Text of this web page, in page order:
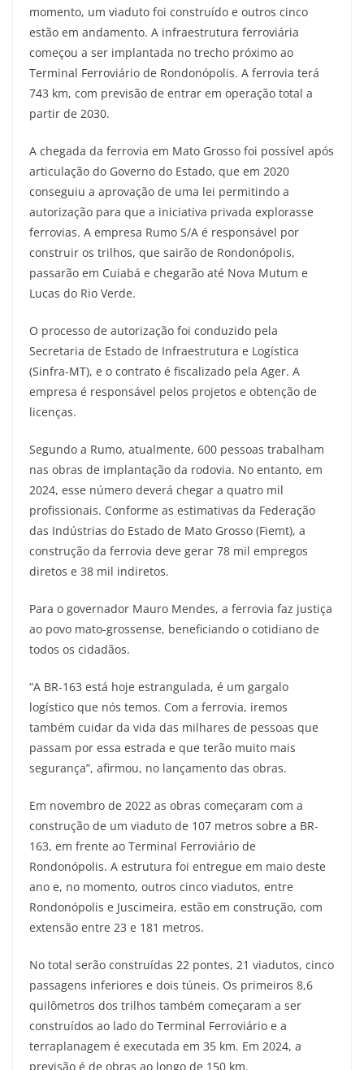
momento, um viaduto foi construído e outros cinco
estão em andamento. A infraestrutura ferroviária
começou a ser implantada no trecho próximo ao
Terminal Ferroviário de Rondonópolis. A ferrovia terá
743 km, com previsão de entrar em operação total a
partir de 2030.
A chegada da ferrovia em Mato Grosso foi possível após
articulação do Governo do Estado, que em 2020
conseguiu a aprovação de uma lei permitindo a
autorização para que a iniciativa privada explorasse
ferrovias. A empresa Rumo S/A é responsável por
construir os trilhos, que sairão de Rondonópolis,
passarão em Cuiabá e chegarão até Nova Mutum e
Lucas do Rio Verde.
O processo de autorização foi conduzido pela
Secretaria de Estado de Infraestrutura e Logística
(Sinfra-MT), e o contrato é fiscalizado pela Ager. A
empresa é responsável pelos projetos e obtenção de
licenças.
Segundo a Rumo, atualmente, 600 pessoas trabalham
nas obras de implantação da rodovia. No entanto, em
2024, esse número deverá chegar a quatro mil
profissionais. Conforme as estimativas da Federação
das Indústrias do Estado de Mato Grosso (Fiemt), a
construção da ferrovia deve gerar 78 mil empregos
diretos e 38 mil indiretos.
Para o governador Mauro Mendes, a ferrovia faz justiça
ao povo mato-grossense, beneficiando o cotidiano de
todos os cidadãos.
“A BR-163 está hoje estrangulada, é um gargalo
logístico que nós temos. Com a ferrovia, iremos
também cuidar da vida das milhares de pessoas que
passam por essa estrada e que terão muito mais
segurança”, afirmou, no lançamento das obras.
Em novembro de 2022 as obras começaram com a
construção de um viaduto de 107 metros sobre a BR-
163, em frente ao Terminal Ferroviário de
Rondonópolis. A estrutura foi entregue em maio deste
ano e, no momento, outros cinco viadutos, entre
Rondonópolis e Juscimeira, estão em construção, com
extensão entre 23 e 181 metros.
No total serão construídas 22 pontes, 21 viadutos, cinco
passagens inferiores e dois túneis. Os primeiros 8,6
quilômetros dos trilhos também começaram a ser
construídos ao lado do Terminal Ferroviário e a
terraplanagem é executada em 35 km. Em 2024, a
previsão é de obras ao longo de 150 km.